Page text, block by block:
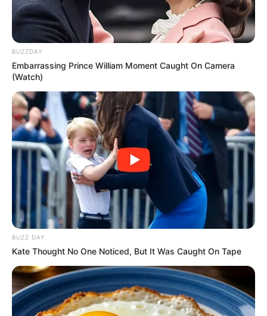
BUZZDAY
Embarrassing Prince William Moment Caught On Camera
(Watch)
BUZZ DAY
Kate Thought No One Noticed, But It Was Caught On Tape